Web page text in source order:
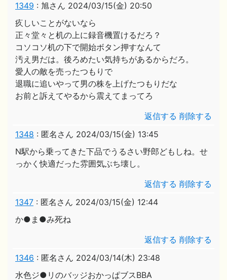
1349 : 旭さん 2024/03/15(金) 20:50
疚しいことがないなら
正々堂々と机の上に録音機置けるだろ？
コソコソ机の下で開始ボタン押すなんて
汚え男だは。後ろめたい気持ちがあるからだろ。
愛人の敵を売ったつもりで
退職に追いやって男の株を上げたつもりだな
お前と訴えてやるから震えてまってろ
返信する 削除する
1348 : 匿名さん 2024/03/15(金) 13:45
N駅から乗ってきた下品でうるさい野郎どもしね。せ
っかく快適だった雰囲気ぶち壊し。
返信する 削除する
1347 : 匿名さん 2024/03/15(金) 12:44
か●ま●み死ね
返信する 削除する
1346 : 匿名さん 2024/03/14(木) 23:48
水色ジ●リのバッジおかっぱブスBBA